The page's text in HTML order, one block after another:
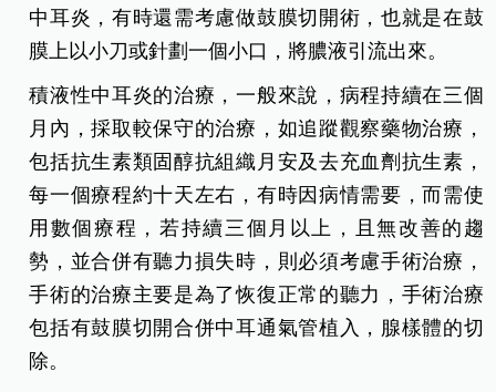
中耳炎，有時還需考慮做鼓膜切開術，也就是在鼓
膜上以小刀或針劃一個小口，將膿液引流出來。
積液性中耳炎的治療，一般來說，病程持續在三個
月內，採取較保守的治療，如追蹤觀察藥物治療，
包括抗生素類固醇抗組織月安及去充血劑抗生素，
每一個療程約十天左右，有時因病情需要，而需使
用數個療程，若持續三個月以上，且無改善的趨
勢，並合併有聽力損失時，則必須考慮手術治療，
手術的治療主要是為了恢復正常的聽力，手術治療
包括有鼓膜切開合併中耳通氣管植入，腺樣體的切
除。